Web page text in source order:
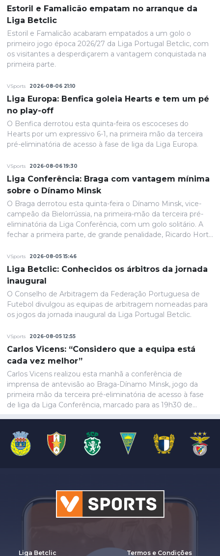
Estoril e Famalicão empatam no arranque da
Liga Betclic
Estoril e Famalicão acabaram empatados a um golo o
primeiro jogo época 2026/27 da Liga Portugal Betclic, com
os visitantes a desperdiçarem a vantagem conquistada na
primeira parte.
VSports 2026-08-06 21:10
Liga Europa: Benfica goleia Hearts e tem um pé
no play-off
O Benfica derrotou esta quinta-feira os escoceses do
Hearts por um expressivo 6-1, na primeira mão da terceira
pré-eliminatória de acesso à fase de liga da Liga Europa.
VSports 2026-08-06 19:30
Liga Conferência: Braga com vantagem mínima
sobre o Dínamo Minsk
O Braga derrotou esta quinta-feira o Dínamo Minsk, vice-
campeão da Bielorrússia, na primeira-mão da terceira pré-
eliminatória da Liga Conferência, com um golo solitário. A
fechar a primeira parte, de grande penalidade, Ricardo Horta
e até final o resultado permaneceria inalterado.
VSports 2026-08-05 15:46
Liga Betclic: Conhecidos os árbitros da jornada
inaugural
O Conselho de Arbitragem da Federação Portuguesa de
Futebol divulgou as equipas de arbitragem nomeadas para
os jogos da jornada inaugural da Liga Portugal Betclic.
VSports 2026-08-05 12:55
Carlos Vicens: “Considero que a equipa está
cada vez melhor”
Carlos Vicens realizou esta manhã a conferência de
imprensa de antevisão ao Braga-Dínamo Minsk, jogo da
primeira mão da terceira pré-eliminatória de acesso à fase
de liga da Liga Conferência, marcado para as 19h30 de
Liga Betclic Termos e Condições